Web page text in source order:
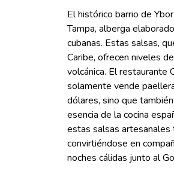
El histórico barrio de
Tampa, alberga
cubanas. Estas salsas,
Caribe, ofrecen niveles
volcánica. El restaurante
solamente vende
dólares, sino que
esencia de la cocina
estas salsas artesanales
convirtiéndose en
noches cálidas junto al